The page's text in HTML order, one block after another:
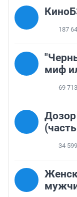
187
миф
69 713
Дозор
34 599